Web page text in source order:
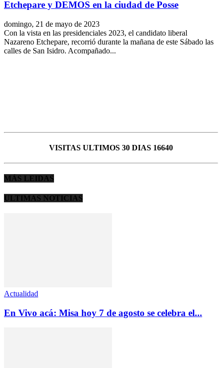
Etchepare y DEMOS en la ciudad de Posse
domingo, 21 de mayo de 2023
Con la vista en las presidenciales 2023, el candidato liberal
Nazareno Etchepare, recorrió durante la mañana de este Sábado las
calles de San Isidro. Acompañado...
VISITAS ULTIMOS 30 DIAS 16640
MÁS LEIDAS
ULTIMAS NOTICIAS
Actualidad
En Vivo acá: Misa hoy 7 de agosto se celebra el...